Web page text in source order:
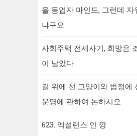
을 동업자 마인드, 그런데
냐구요
사회주택 전세사기, 희망은
이 남았다
길 위에 선 고양이와 법정에
운명에 관하여 논하시오
623. 엑설런스 인 깡